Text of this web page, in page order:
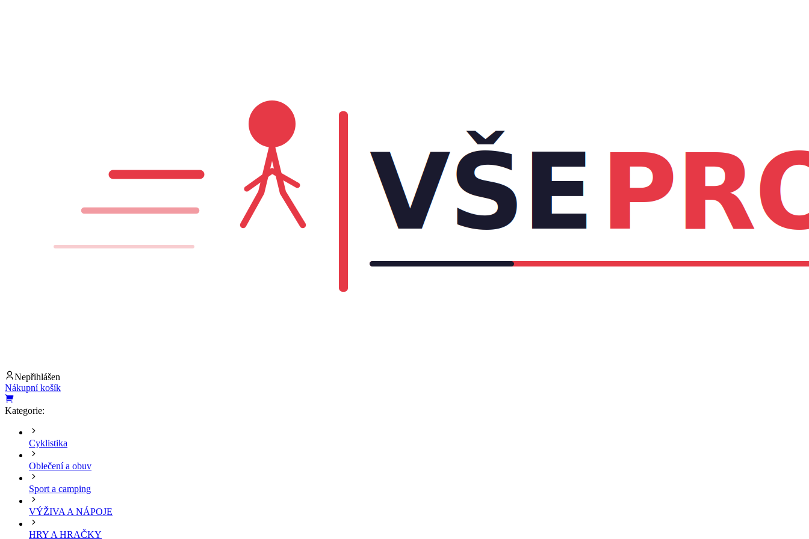
Nepřihlášen
Nákupní košík
Kategorie:
Cyklistika
Oblečení a obuv
Sport a camping
VÝŽIVA A NÁPOJE
HRY A HRAČKY